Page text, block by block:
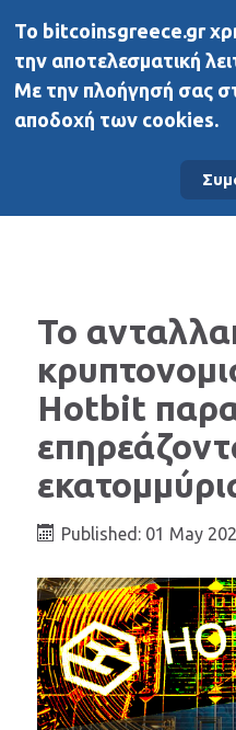
Το
Hotbit
Published: 01 May
To bitcoinsgreece.gr
την αποτελεσματική
Με την πλοήγησή σας
αποδοχή των cookies.